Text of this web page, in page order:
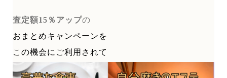
査定額15％アップの
おまとめキャンペーンを
この機会にご利用されて